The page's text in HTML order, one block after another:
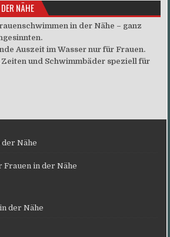
NÄHE
in der Nähe – ganz
Auszeit im Wasser nur für Frauen.
und Schwimmbäder speziell für
Nähe
Frauen in der Nähe
der Nähe